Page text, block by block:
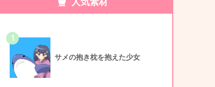
1
サメの抱き枕を抱えた少女